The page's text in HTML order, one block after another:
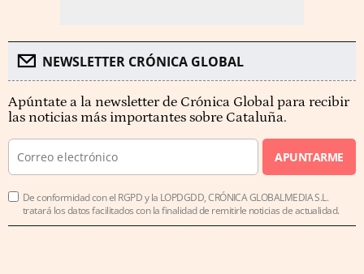
NEWSLETTER CRÓNICA GLOBAL
Apúntate a la newsletter de Crónica Global para recibir
las noticias más importantes sobre Cataluña.
APUNTARME
De conformidad con el RGPD y la LOPDGDD, CRÓNICA GLOBALMEDIA S.L.
tratará los datos facilitados con la finalidad de remitirle noticias de actualidad.